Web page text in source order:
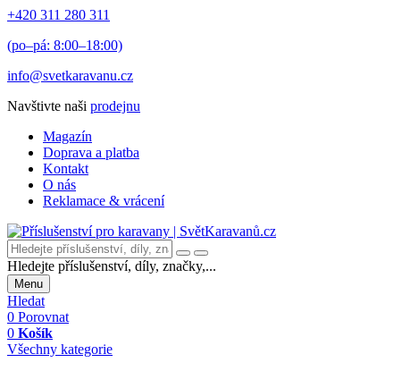
+420 311 280 311
(po–pá: 8:00–18:00)
info@svetkaravanu.cz
Navštivte naši prodejnu
Magazín
Doprava a platba
Kontakt
O nás
Reklamace & vrácení
Hledejte příslušenství, díly, značky,...
Menu
Hledat
0 Porovnat
0 Košík
Všechny kategorie